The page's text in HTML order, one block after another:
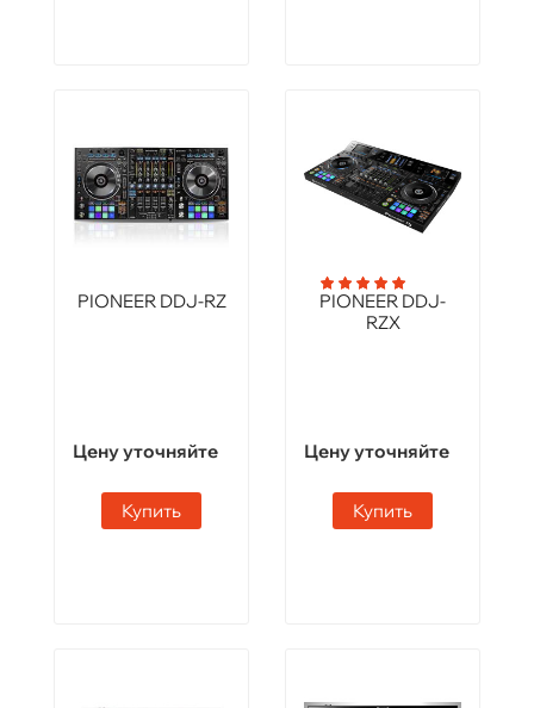
PIONEER DDJ-RZ
Цену уточняйте
Купить
PIONEER DDJ-
RZX
Цену уточняйте
Купить